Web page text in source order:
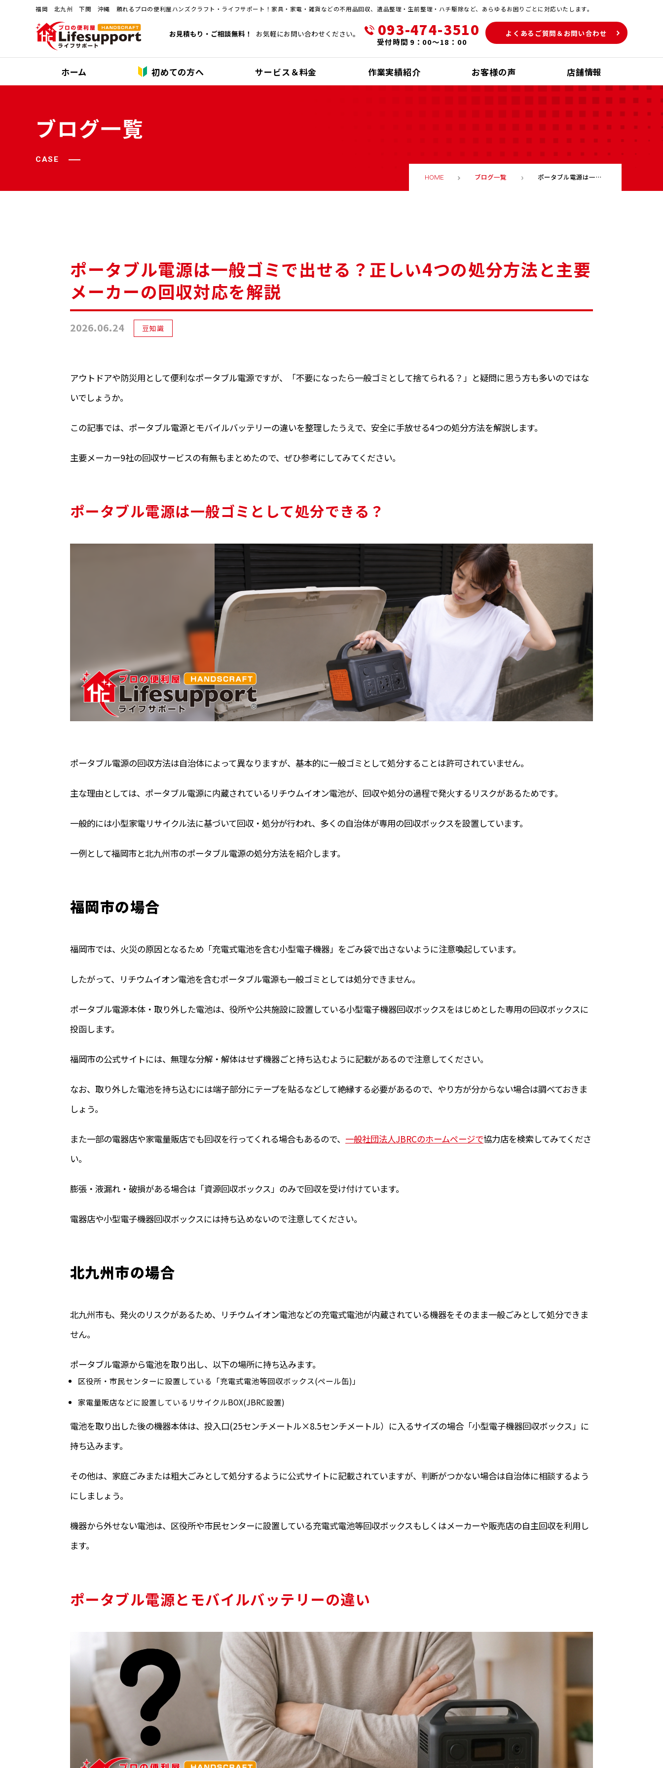
福岡 北九州 下関 沖縄 頼れるプロの便利屋ハンズクラフト・ライフサポート！家具・家電・雑貨などの不用品回収、遺品整理・生前整理・ハチ駆除など、あらゆるお困りごとに対応いたします。
お見積もり・ご相談無料！ お気軽にお問い合わせください。 093-474-3510
受付時間 9：00～18：00
よくあるご質問＆お問い合わせ
ホーム 初めての方へ サービス＆料金 作業実績紹介 お客様の声 店舗情報
ブログ一覧
CASE
HOME ブログ一覧 ポータブル電源は一般ゴミで出せる？正しい4つの処分方法と主要メーカーの回収対応を解説
ポータブル電源は一般ゴミで出せる？正しい4つの処分方法と主要
メーカーの回収対応を解説
2026.06.24 豆知識
アウトドアや防災用として便利なポータブル電源ですが、「不要になったら一般ゴミとして捨てられる？」と疑問に思う方も多いのではな
いでしょうか。
この記事では、ポータブル電源とモバイルバッテリーの違いを整理したうえで、安全に手放せる4つの処分方法を解説します。
主要メーカー9社の回収サービスの有無もまとめたので、ぜひ参考にしてみてください。
ポータブル電源は一般ゴミとして処分できる？
ポータブル電源の回収方法は自治体によって異なりますが、基本的に一般ゴミとして処分することは許可されていません。
主な理由としては、ポータブル電源に内蔵されているリチウムイオン電池が、回収や処分の過程で発火するリスクがあるためです。
一般的には小型家電リサイクル法に基づいて回収・処分が行われ、多くの自治体が専用の回収ボックスを設置しています。
一例として福岡市と北九州市のポータブル電源の処分方法を紹介します。
福岡市の場合
福岡市では、火災の原因となるため「充電式電池を含む小型電子機器」をごみ袋で出さないように注意喚起しています。
したがって、リチウムイオン電池を含むポータブル電源も一般ゴミとしては処分できません。
ポータブル電源本体・取り外した電池は、役所や公共施設に設置している小型電子機器回収ボックスをはじめとした専用の回収ボックスに
投函します。
福岡市の公式サイトには、 無理な分解・解体はせず機器ごと持ち込むように記載があるので注意してください。
なお、 取り外した電池を持ち込むには端子部分にテープを貼るなどして絶縁する必要があるので、やり方が分からない場合は調べておきま
しょう。
また一部の電器店や家電量販店でも回収を行ってくれる場合もあるので、 一般社団法人JBRCのホームページで協力店を検索してみてくださ
い。
膨張・液漏れ・破損がある場合は「資源回収ボックス」のみで回収を受け付けています。
電器店や小型電子機器回収ボックスには持ち込めないので注意してください。
北九州市の場合
北九州市も、発火のリスクがあるため、リチウムイオン電池などの充電式電池が内蔵されている機器をそのまま一般ごみとして処分できま
せん。
ポータブル電源から電池を取り出し、以下の場所に持ち込みます。
区役所・市民センターに設置している「充電式電池等回収ボックス(ペール缶)」
家電量販店などに設置しているリサイクルBOX(JBRC設置)
電池を取り出した後の機器本体は、投入口(25センチメートル×8.5センチメートル）に入るサイズの場合「小型電子機器回収ボックス」に
持ち込みます。
その他は、家庭ごみまたは粗大ごみとして処分するように公式サイトに記載されていますが、判断がつかない場合は自治体に相談するよう
にしましょう。
機器から外せない電池は、区役所や市民センターに設置している充電式電池等回収ボックスもしくはメーカーや販売店の自主回収を利用し
ます。
ポータブル電源とモバイルバッテリーの違い